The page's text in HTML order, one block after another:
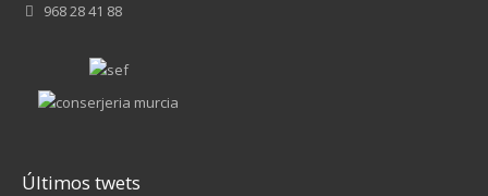
968 28 41 88
Últimos twets